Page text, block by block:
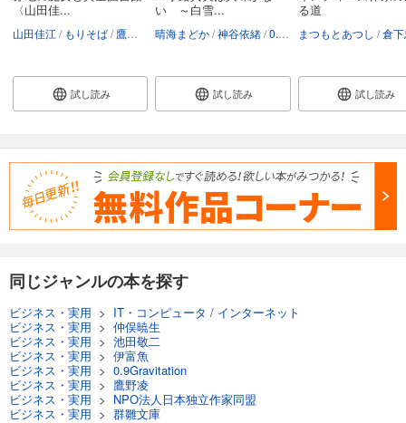
〈山田佳...
山田佳江 もりそば 鷹野凌
試し読み
い ～白雪...
晴海まどか 神谷依緒 0.9Gravitation 鷹野凌
試し読み
る道
まつもとあつし 倉下
試し読み
同じジャンルの本を探す
ビジネス・実用 > IT・コンピュータ / インターネット
ビジネス・実用 > 仲俣暁生
ビジネス・実用 > 池田敬二
ビジネス・実用 > 伊富魚
ビジネス・実用 > 0.9Gravitation
ビジネス・実用 > 鷹野凌
ビジネス・実用 > NPO法人日本独立作家同盟
ビジネス・実用 > 群雛文庫